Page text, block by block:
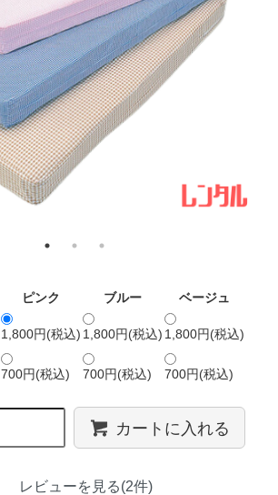
ピンク
ブルー ベージュ
1,800円(税込) 1,800円(税込) 1,800円(税込)
700円(税込) 700円(税込) 700円(税込)
カートに入れる
レビューを見る(2件)